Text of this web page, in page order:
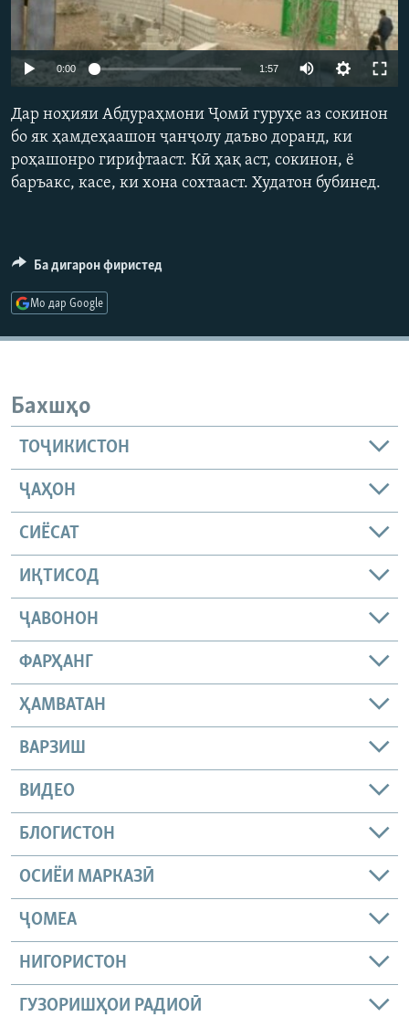
ГУЗОРИШҲОИ РАДИОӢ
Русский
ПАЙГИРӢ КУНЕД
0:00 1:57
Дар ноҳияи Абдураҳмони Ҷомӣ гуруҳе аз сокинон
бо як ҳамдеҳаашон ҷанҷолу даъво доранд, ки
роҳашонро гирифтааст. Кӣ ҳақ аст, сокинон, ё
баръакс, касе, ки хона сохтааст. Худатон бубинед.
Ба дигарон фиристед
Мо дар Google
Бахшҳо
ТОҶИКИСТОН
ҶАҲОН
СИЁСАТ
ИҚТИСОД
ҶАВОНОН
ФАРҲАНГ
ҲАМВАТАН
ВАРЗИШ
ВИДЕО
БЛОГИСТОН
ОСИЁИ МАРКАЗӢ
ҶОМEА
НИГОРИСТОН
ГУЗОРИШҲОИ РАДИОӢ